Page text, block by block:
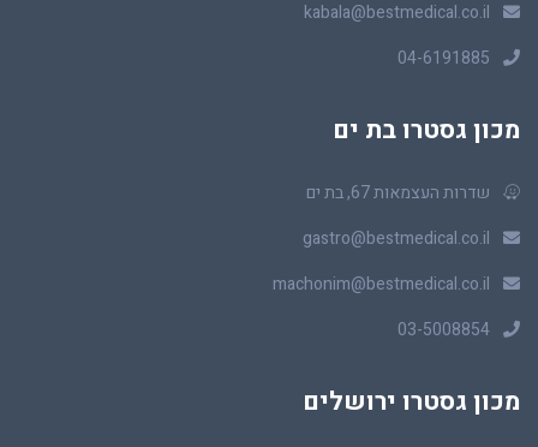
kabala@bestmedical.co.il
04-6191885
מכון גסטרו בת ים
שדרות העצמאות 67, בת ים
gastro@bestmedical.co.il
machonim@bestmedical.co.il
03-5008854
מכון גסטרו ירושלים